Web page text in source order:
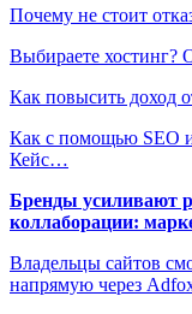
Почему не стоит
Выбираете хостинг?
Как повысить доход
Как с помощью SEO
Кейс…
Бренды усиливают
коллаборации:
Владельцы сайтов
напрямую через